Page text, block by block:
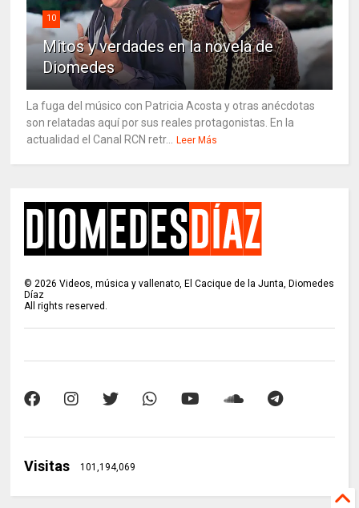
10
Mitos y verdades en la novela de
Diomedes
La fuga del músico con Patricia Acosta y otras anécdotas
son relatadas aquí por sus reales protagonistas. En la
actualidad el Canal RCN retr...
Leer Más
©2026 Videos, música y vallenato, El Cacique de la Junta, Diomedes
Díaz
All rights reserved.
Visitas 101,194,069